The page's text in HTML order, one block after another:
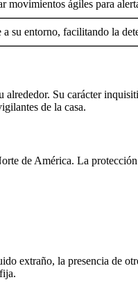
ágiles para
su entorno, facilitando la
Su carácter
de la casa.
de América. La
extraño, la presencia de